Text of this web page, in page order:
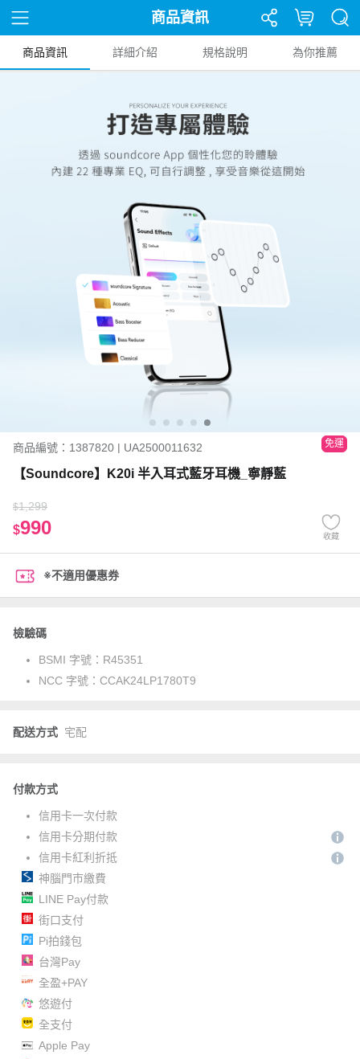
商品資訊
商品資訊 詳細介紹 規格說明 為你推薦
商品編號：1387820 | UA2500011632 免運
【Soundcore】K20i 半入耳式藍牙耳機_寧靜藍
$1,299
$990 收藏
※不適用優惠券
檢驗碼
BSMI 字號： R45351
NCC 字號： CCAK24LP1780T9
配送方式 宅配
付款方式
信用卡一次付款
信用卡分期付款
信用卡紅利折抵
神腦門市繳費
LINE Pay付款
街口支付
Pi拍錢包
台灣Pay
全盈+PAY
悠遊付
全支付
Apple Pay